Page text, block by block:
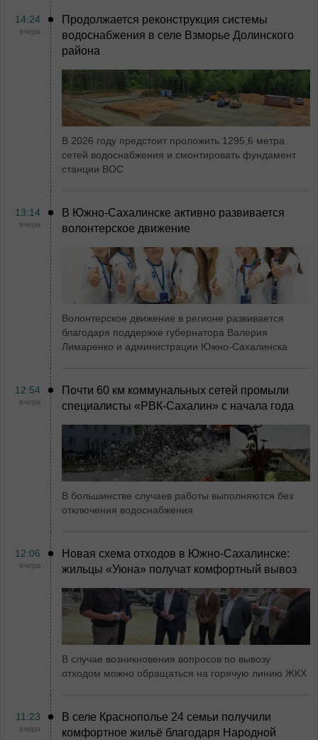
14:24
вчера
Продолжается реконструкция системы
водоснабжения в селе Взморье Долинского
района
В 2026 году предстоит проложить 1295,6 метра
сетей водоснабжения и смонтировать фундамент
станции ВОС
13:14
вчера
В Южно-Сахалинске активно развивается
волонтерское движение
Волонтерское движение в регионе развивается
благодаря поддержке губернатора Валерия
Лимаренко и администрации Южно-Сахалинска
12:54
вчера
Почти 60 км коммунальных сетей промыли
специалисты «РВК‑Сахалин» с начала года
В большинстве случаев работы выполняются без
отключения водоснабжения
12:06
вчера
Новая схема отходов в Южно-Сахалинске:
жильцы «Уюна» получат комфортный вывоз
В случае возникновения вопросов по вывозу
отходом можно обращаться на горячую линию ЖКХ
11:23
вчера
В селе Краснополье 24 семьи получили
комфортное жильё благодаря Народной